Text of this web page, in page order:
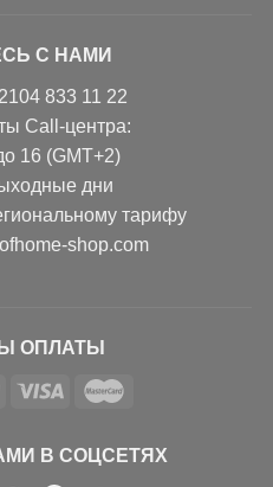
С НАМИ
833 11 22
Call-центра:
16 (GMT+2)
дни
тарифу
shop.com
ОПЛАТЫ
В СОЦСЕТЯХ